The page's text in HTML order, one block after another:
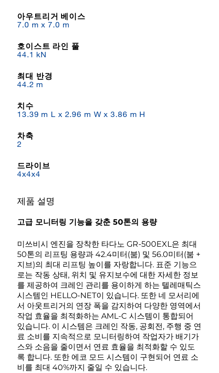
아우트리거 베이스
7.0 m x 7.0 m
호이스트 라인 풀
44.1 kN
최대 반경
44.2 m
치수
13.39 m L x 2.96 m W x 3.86 m H
차축
2
드라이브
4x4x4
제품 설명
고급 모니터링 기능을 갖춘 50톤의 용량
미쓰비시 엔진을 장착한 타다노 GR-500EXL은 최대
50톤의 리프팅 용량과 42.4미터(붐) 및 56.0미터(붐 +
지브)의 최대 리프팅 높이를 자랑합니다. 표준 기능으
로는 작동 상태, 위치 및 유지보수에 대한 자세한 정보
를 제공하여 크레인 관리를 용이하게 하는 텔레매틱스
시스템인 HELLO-NET이 있습니다. 또한 네 모서리에
서 아웃트리거의 연장 폭을 감지하여 다양한 영역에서
작업 효율을 최적화하는 AML-C 시스템이 통합되어
있습니다. 이 시스템은 크레인 작동, 공회전, 주행 중 연
료 소비를 지속적으로 모니터링하여 작업자가 배기가
스와 소음을 줄이면서 연료 효율을 최적화할 수 있도
록 합니다. 또한 에코 모드 시스템이 구현되어 연료 소
비를 최대 40%까지 줄일 수 있습니다.